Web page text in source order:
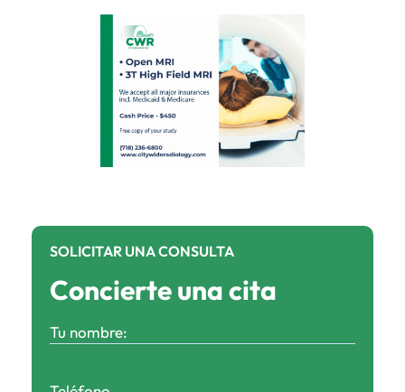
SOLICITAR UNA CONSULTA
Concierte una cita
Su
nombre:
Nº